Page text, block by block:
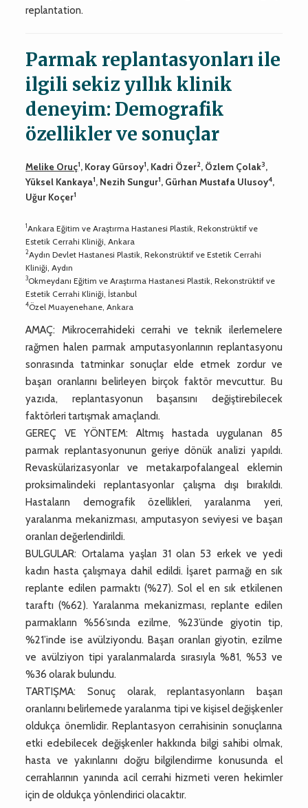
replantation.
Parmak replantasyonları ile
ilgili sekiz yıllık klinik
deneyim: Demografik
özellikler ve sonuçlar
Melike Oruç1, Koray Gürsoy1, Kadri Özer2, Özlem Çolak3,
Yüksel Kankaya1, Nezih Sungur1, Gürhan Mustafa Ulusoy4,
Uğur Koçer1
1Ankara Eğitim ve Araştırma Hastanesi Plastik, Rekonstrüktif ve
Estetik Cerrahi Kliniği, Ankara
2Aydın Devlet Hastanesi Plastik, Rekonstrüktif ve Estetik Cerrahi
Kliniği, Aydın
3Okmeydanı Eğitim ve Araştırma Hastanesi Plastik, Rekonstrüktif ve
Estetik Cerrahi Kliniği, İstanbul
4Özel Muayenehane, Ankara
AMAÇ: Mikrocerrahideki cerrahi ve teknik ilerlemelere
rağmen halen parmak amputasyonlarının replantasyonu
sonrasında tatminkar sonuçlar elde etmek zordur ve
başarı oranlarını belirleyen birçok faktör mevcuttur. Bu
yazıda, replantasyonun başarısını değiştirebilecek
faktörleri tartışmak amaçlandı.
GEREÇ VE YÖNTEM: Altmış hastada uygulanan 85
parmak replantasyonunun geriye dönük analizi yapıldı.
Revaskülarizasyonlar ve metakarpofalangeal eklemin
proksimalindeki replantasyonlar çalışma dışı bırakıldı.
Hastaların demografik özellikleri, yaralanma yeri,
yaralanma mekanizması, amputasyon seviyesi ve başarı
oranları değerlendirildi.
BULGULAR: Ortalama yaşları 31 olan 53 erkek ve yedi
kadın hasta çalışmaya dahil edildi. İşaret parmağı en sık
replante edilen parmaktı (%27). Sol el en sık etkilenen
taraftı (%62). Yaralanma mekanizması, replante edilen
parmakların %56’sında ezilme, %23’ünde giyotin tip,
%21’inde ise avülziyondu. Başarı oranları giyotin, ezilme
ve avülziyon tipi yaralanmalarda sırasıyla %81, %53 ve
%36 olarak bulundu.
TARTIŞMA: Sonuç olarak, replantasyonların başarı
oranlarını belirlemede yaralanma tipi ve kişisel değişkenler
oldukça önemlidir. Replantasyon cerrahisinin sonuçlarına
etki edebilecek değişkenler hakkında bilgi sahibi olmak,
hasta ve yakınlarını doğru bilgilendirme konusunda el
cerrahlarının yanında acil cerrahi hizmeti veren hekimler
için de oldukça yönlendirici olacaktır.